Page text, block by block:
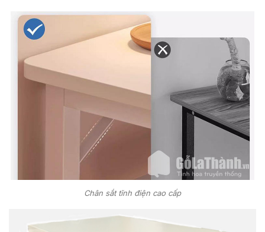
Chân sắt tĩnh điện cao cấp